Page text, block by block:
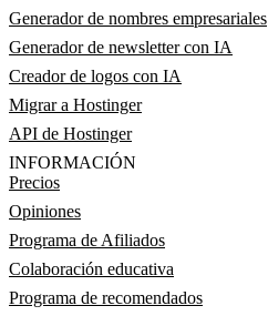
Generador de nombres empresariales
Generador de newsletter con IA
Creador de logos con IA
Migrar a Hostinger
API de Hostinger
INFORMACIÓN
Precios
Opiniones
Programa de Afiliados
Colaboración educativa
Programa de recomendados